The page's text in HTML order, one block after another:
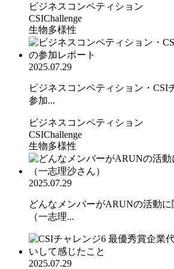
ビジネスコンペティション
CSIChallenge
生物多様性
2025.07.29
ビジネスコンペティション・CSI
参加...
ビジネスコンペティション
CSIChallenge
生物多様性
2025.07.29
どんなメンバーがARUNの活動に
（一志理...
2025.07.29